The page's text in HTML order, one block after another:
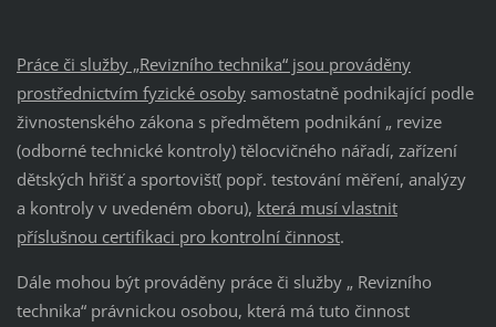
Práce či služby „Revizního technika“ jsou prováděny
prostřednictvím fyzické osobysamostatně podnikající podle
živnostenského zákona s předmětem podnikání „ revize
(odborné technické kontroly) tělocvičného nářadí, zařízení
dětských hřišť a sportovišť( popř. testování měření, analýzy
a kontroly v uvedeném oboru), která musí vlastnit
příslušnou certifikaci pro kontrolní činnost.
Dále mohou být prováděny práce či služby „ Revizního
technika“ právnickou osobou, která má tuto činnost